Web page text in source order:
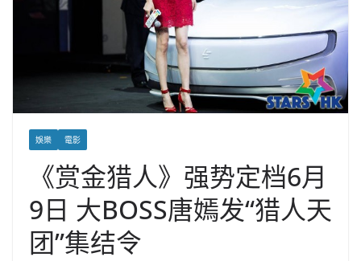
娛樂 電影
《赏金猎人》强势定档6月
9日 大BOSS唐嫣发“猎人天
团”集结令